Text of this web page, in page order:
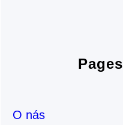
Pages
O nás